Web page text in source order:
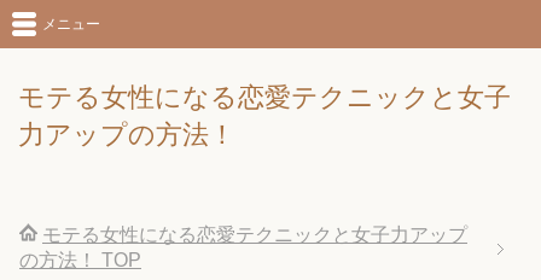
モテる女性になる恋愛テクニックと女子
力アップの方法！
メニュー
モテる女性になる恋愛テクニックと女子力アップ
の方法！
TOP